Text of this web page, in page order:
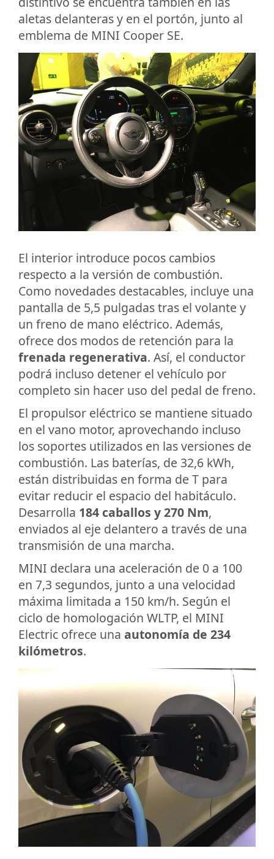
aletas delanteras y en el portón, junto al
emblema de MINI Cooper SE.
El interior introduce pocos cambios
respecto a la versión de combustión.
Como novedades destacables, incluye una
pantalla de 5,5 pulgadas tras el volante y
un freno de mano eléctrico. Además,
ofrece dos modos de retención para la
frenada regenerativa. Así, el conductor
podrá incluso detener el vehículo por
completo sin hacer uso del pedal de freno.
El propulsor eléctrico se mantiene situado
en el vano motor, aprovechando incluso
los soportes utilizados en las versiones de
combustión. Las baterías, de 32,6 kWh,
están distribuidas en forma de T para
evitar reducir el espacio del habitáculo.
Desarrolla 184 caballos y 270 Nm,
enviados al eje delantero a través de una
transmisión de una marcha.
MINI declara una aceleración de 0 a 100
en 7,3 segundos, junto a una velocidad
máxima limitada a 150 km/h. Según el
ciclo de homologación WLTP, el MINI
Electric ofrece una autonomía de 234
kilómetros.